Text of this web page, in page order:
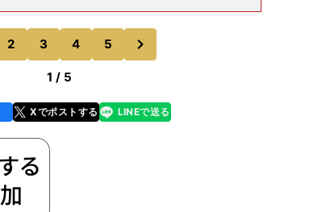
ングを見せる。劣勢に立たされて
わずかな心の隙を突き、第13ラウ
をヒット
2 3 4 5
のページへ
1 / 5
Xでポストする
line LINEで送る